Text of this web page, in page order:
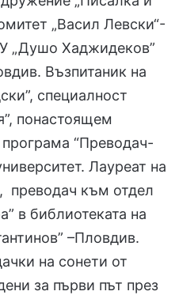
„Васил Левски“-
„Душо Хаджидеков”
Възпитаник на
специалност
понастоящем
“Преводач-
Лауреат на
преводач към отдел
в библиотеката на
–Пловдив.
на сонети от
за първи път през